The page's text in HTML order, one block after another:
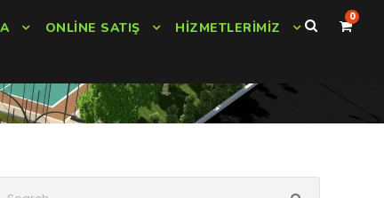
ONLINE SATIŞ HIZMETLERIMIZ
0